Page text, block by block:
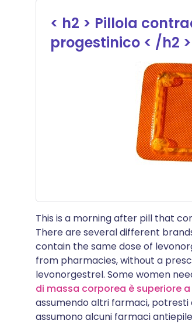
< h2 > Pillola
progestinico < /h2 >
This is a morning after pill that
There are several different
contain the same dose of
from pharmacies, without a
levonorgestrel. Some women
di massa corporea è superiore a
assumendo altri farmaci, potresti
assumono alcuni farmaci